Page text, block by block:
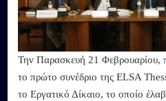
Την Παρασκευή 21 Φεβρουαρίου,
το πρώτο συνέδριο της ELSA
το Εργατικό Δίκαιο, το οποίο